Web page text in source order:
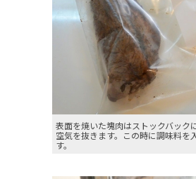
表面を焼いた塊肉はストックバック
空気を抜きます。この時に調味料を
す。